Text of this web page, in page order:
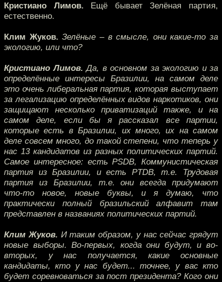
Кристиано Лимов. Ещё бывает Зелёная партия,
естественно.
Клим Жуков. Зелёные – в смысле, они какие-то за
экологию, или что?
Кристиано Лимов. Да, в основном за экологию и за
определённые интересы Бразилии, на самом деле
это очень либеральная партия, которая выступает
за легализацию определённых видов наркотиков, они
защищают несколько приватизаций также, и на
самом деле, если бы я рассказал все партии,
которые есть в Бразилии, их много, их на самом
деле совсем много, до такой степени, что теперь у
нас 13 кандидатов из разных политических партий.
Самое интересное: есть PSDB, Коммунистическая
партия из Бразилии, и есть PTDB, т.е. Трудовая
партия из Бразилии, т.е. они всегда придумают
что-то новое, новые буквы, и я думаю, что
практически полный бразильский алфавит там
представлен в названиях политических партий.
Клим Жуков. И таким образом, у нас сейчас грядут
новые выборы. Во-первых, когда они будут, и во-
вторых, у нас получается, какие основные
кандидаты, кто у нас будет... точнее, у вас кто
будет соревноваться за пост президента? Кого они